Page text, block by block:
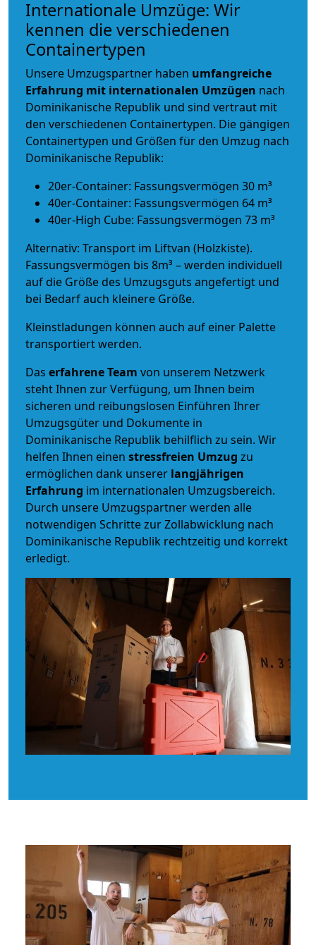
Internationale Umzüge: Wir
kennen die verschiedenen
Containertypen
Unsere Umzugspartner haben umfangreiche
Erfahrung mit internationalen Umzügen nach
Dominikanische Republik und sind vertraut mit
den verschiedenen Containertypen. Die gängigen
Containertypen und Größen für den Umzug nach
Dominikanische Republik:
20er-Container: Fassungsvermögen 30 m³
40er-Container: Fassungsvermögen 64 m³
40er-High Cube: Fassungsvermögen 73 m³
Alternativ: Transport im Liftvan (Holzkiste).
Fassungsvermögen bis 8m³ – werden individuell
auf die Größe des Umzugsguts angefertigt und
bei Bedarf auch kleinere Größe.
Kleinstladungen können auch auf einer Palette
transportiert werden.
Das erfahrene Team von unserem Netzwerk
steht Ihnen zur Verfügung, um Ihnen beim
sicheren und reibungslosen Einführen Ihrer
Umzugsgüter und Dokumente in
Dominikanische Republik behilflich zu sein. Wir
helfen Ihnen einen stressfreien Umzug zu
ermöglichen dank unserer langjährigen
Erfahrung im internationalen Umzugsbereich.
Durch unsere Umzugspartner werden alle
notwendigen Schritte zur Zollabwicklung nach
Dominikanische Republik rechtzeitig und korrekt
erledigt.